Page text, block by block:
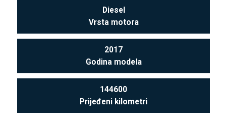
Diesel
Vrsta motora
2017
Godina modela
144600
Prijeđeni kilometri